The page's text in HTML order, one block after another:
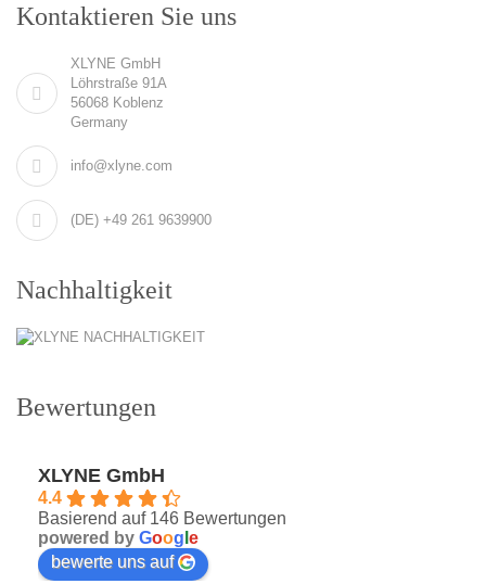
Kontaktieren Sie uns
XLYNE GmbH
Löhrstraße 91A
56068 Koblenz
Germany
info@xlyne.com
(DE) +49 261 9639900
Nachhaltigkeit
Bewertungen
XLYNE GmbH
4.4
Basierend auf 146 Bewertungen
powered by Goog e
bewerte uns auf